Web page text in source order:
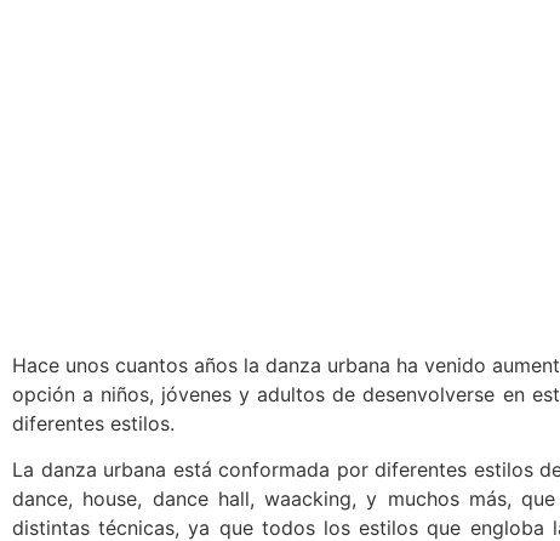
Hace unos cuantos años la danza urbana ha venido
opción a niños, jóvenes y adultos de desenvolverse en
diferentes estilos.
La danza urbana está conformada por diferentes estilos
dance, house, dance hall, waacking, y muchos más,
distintas técnicas, ya que todos los estilos que engloba